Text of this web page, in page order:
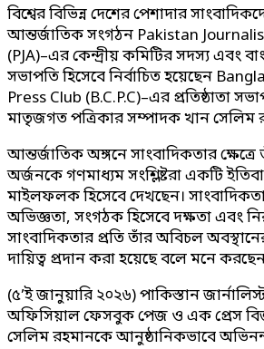
বিশ্বের বিভিন্ন দেশের পেশাদার
আন্তর্জাতিক সংগঠন Pakistan
(PJA)–এর কেন্দ্রীয় কমিটির সদস্য এবং
সভাপতি হিসেবে নির্বাচিত হয়েছেন
Press Club (B.C.P.C)–এর প্রতিষ্ঠাতা
মাতৃজগত পত্রিকার সম্পাদক খান সেলিম
আন্তর্জাতিক অঙ্গনে সাংবাদিকতার
অর্জনকে গণমাধ্যম সংশ্লিষ্টরা একটি
মাইলফলক হিসেবে দেখছেন। সাংবাদিকতা
অভিজ্ঞতা, সংগঠক হিসেবে দক্ষতা এবং
সাংবাদিকতার প্রতি তাঁর অবিচল
দায়িত্ব প্রদান করা হয়েছে বলে মনে করছেন
(৫’ই জানুয়ারি ২০২৬) পাকিস্তান
অফিসিয়াল ফেসবুক পেজ ও এক প্রেস
সেলিম রহমানকে আনুষ্ঠানিকভাবে